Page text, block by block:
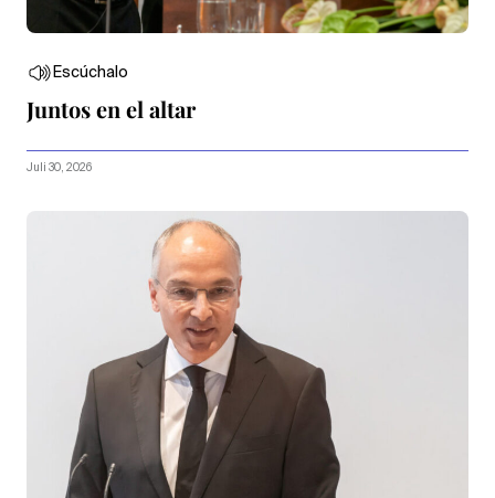
Escúchalo
Juntos en el altar
Juli 30, 2026